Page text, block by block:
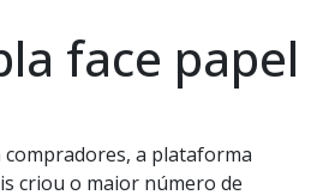
face papel
a plataforma
criou o maior número de